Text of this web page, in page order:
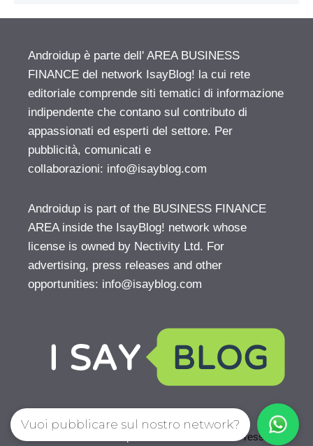
Androidup è parte dell' AREA BUSINESS
FINANCE del network IsayBlog! la cui rete
editoriale comprende siti tematici di informazione
indipendente che contano sul contributo di
appassionati ed esperti del settore. Per
pubblicità, comunicati e
collaborazioni: info@isayblog.com
Androidup is part of the BUSINESS FINANCE
AREA inside the IsayBlog! network whose
license is owned by Nectivity Ltd. For
advertising, press releases and other
opportunities: info@isayblog.com
GeneratePress
Vuoi pubblicare sul nostro network?